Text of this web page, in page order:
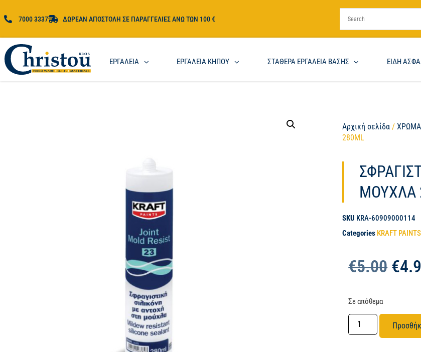
7000 3337 ΔΩΡΕΑΝ ΑΠΟΣΤΟΛΗ ΣΕ ΠΑΡΑΓΓΕΛΙΕΣ ΑΝΩ ΤΩΝ 100 €
ΕΡΓΑΛΕΙΑ ΕΡΓΑΛΕΙΑ ΚΗΠΟΥ ΣΤΑΘΕΡΑ ΕΡΓΑΛΕΙΑ ΒΑΣΗΣ ΕΙΔΗ
Αρχική σελίδα /
280ML
ΜΟΥΧΛΑ
SKU KRA-60909000114
Categories KRAFT PAINTS
€5.00 €
Σε απόθεμα